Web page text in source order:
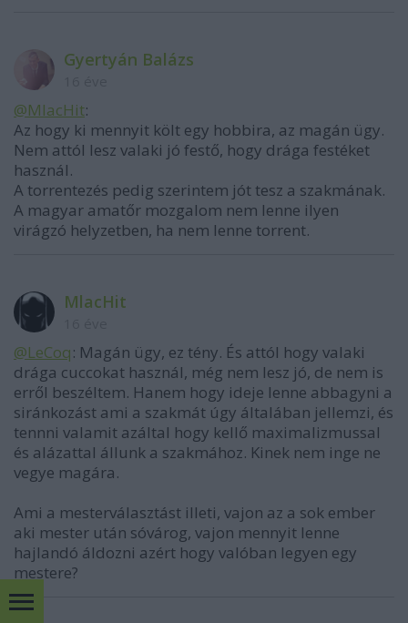
Gyertyán Balázs
@MlacHit:
Az hogy ki mennyit költ egy hobbira, az magán ügy.
Nem attól lesz valaki jó festő, hogy drága festéket
használ.
A torrentezés pedig szerintem jót tesz a szakmának.
A magyar amatőr mozgalom nem lenne ilyen
virágzó helyzetben, ha nem lenne torrent.
MlacHit
@LeCoq: Magán ügy, ez tény. És attól hogy valaki
drága cuccokat használ, még nem lesz jó, de nem is
erről beszéltem. Hanem hogy ideje lenne abbagyni a
siránkozást ami a szakmát úgy általában jellemzi, és
tennni valamit azáltal hogy kellő maximalizmussal
és alázattal állunk a szakmához. Kinek nem inge ne
vegye magára.
Ami a mesterválasztást illeti, vajon az a sok ember
aki mester után sóvárog, vajon mennyit lenne
hajlandó áldozni azért hogy valóban legyen egy
mestere?